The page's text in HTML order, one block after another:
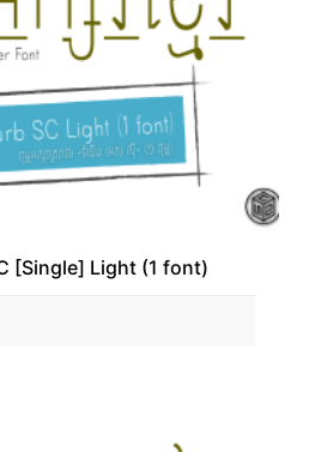
[Single] Light (1 font)